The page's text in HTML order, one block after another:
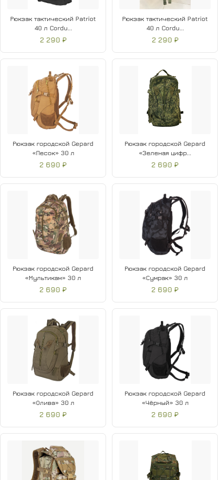
Рюкзак тактический Patriot
40 л Cordu...
2 290 ₽
Рюкзак тактический Patriot
40 л Cordu...
2 290 ₽
Рюкзак городской Gepard
«Песок» 30 л
2 690 ₽
Рюкзак городской Gepard
«Зеленая цифр...
2 690 ₽
Рюкзак городской Gepard
«Мультикам» 30 л
2 690 ₽
Рюкзак городской Gepard
«Сумрак» 30 л
2 690 ₽
Рюкзак городской Gepard
«Олива» 30 л
2 690 ₽
Рюкзак городской Gepard
«Чёрный» 30 л
2 690 ₽